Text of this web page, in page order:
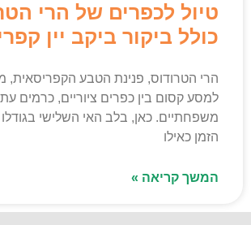
טיול לכפרים של הרי
כולל ביקור ביקב יין
הרי הטרודוס, פנינת הטבע הקפריסאית,
למסע קסום בין כפרים ציוריים, כרמים
משפחתיים. כאן, בלב האי השלישי בגודלו
הזמן כאילו
המשך קריאה »